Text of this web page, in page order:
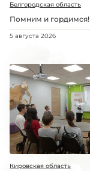
Белгородская область
Помним и гордимся!
5 августа 2026
Кировская область